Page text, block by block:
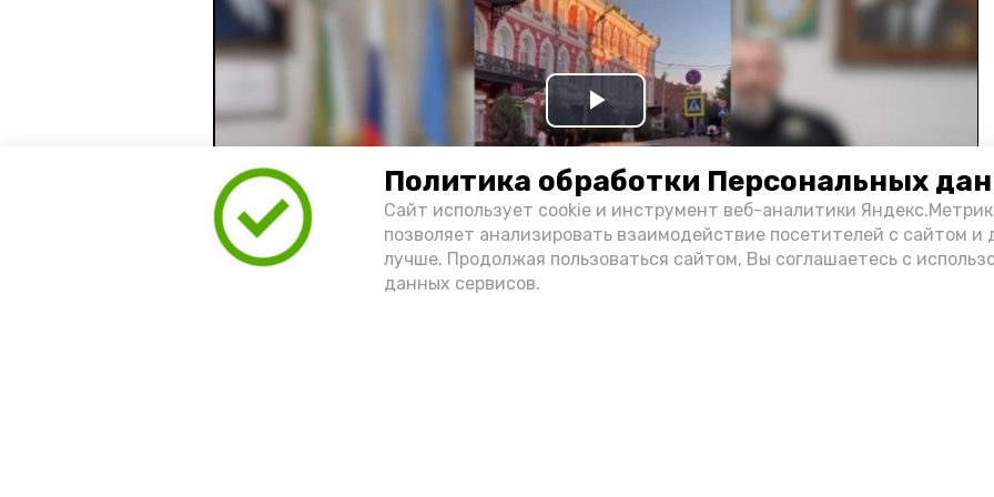
Политика обработки Персональных
Сайт использует cookie и инструмент веб-аналитики
позволяет анализировать взаимодействие посетителей с сайтом и
лучше. Продолжая пользоваться сайтом, Вы соглашаетесь с
данных сервисов.
Play
Video